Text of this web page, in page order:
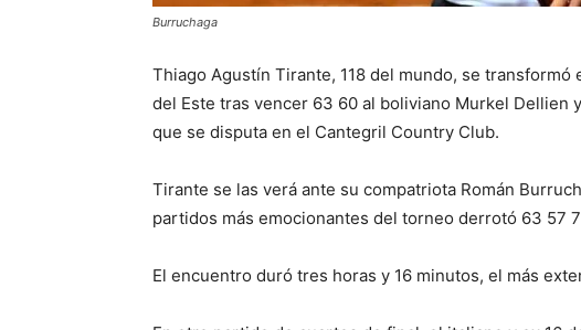
Burruchaga
Thiago Agustín Tirante, 118 del mundo, se
del Este tras vencer 63 60 al boliviano Murkel Dellien
que se disputa en el Cantegril Country Club.
Tirante se las verá ante su compatriota Román
partidos más emocionantes del torneo derrotó 63 57
El encuentro duró tres horas y 16 minutos, el más